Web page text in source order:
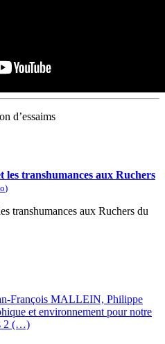
d’essaims
transhumances aux Ruchers
)
transhumances aux Ruchers du
François MALLEIN, Philippe
et environnement pour notre
2 (…)